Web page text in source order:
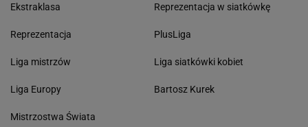
Ekstraklasa
Reprezentacja
Liga mistrzów
Liga Europy
Mistrzostwa Świata
Reprezentacja w siatkówkę
PlusLiga
Liga siatkówki kobiet
Bartosz Kurek